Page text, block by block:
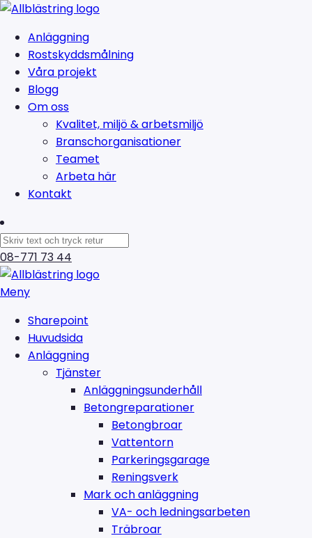
Anläggning
Rostskyddsmålning
Våra projekt
Blogg
Om oss
Kvalitet, miljö & arbetsmiljö
Branschorganisationer
Teamet
Arbeta här
Kontakt
08-771 73 44
Meny
Sharepoint
Huvudsida
Anläggning
Tjänster
Anläggningsunderhåll
Betongreparationer
Betongbroar
Vattentorn
Parkeringsgarage
Reningsverk
Mark och anläggning
VA- och ledningsarbeten
Träbroar